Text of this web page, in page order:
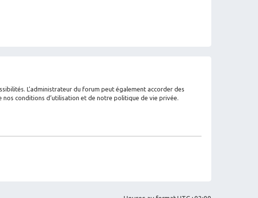
L’administrateur du forum peut également accorder des
conditions d’utilisation et de notre politique de vie privée.